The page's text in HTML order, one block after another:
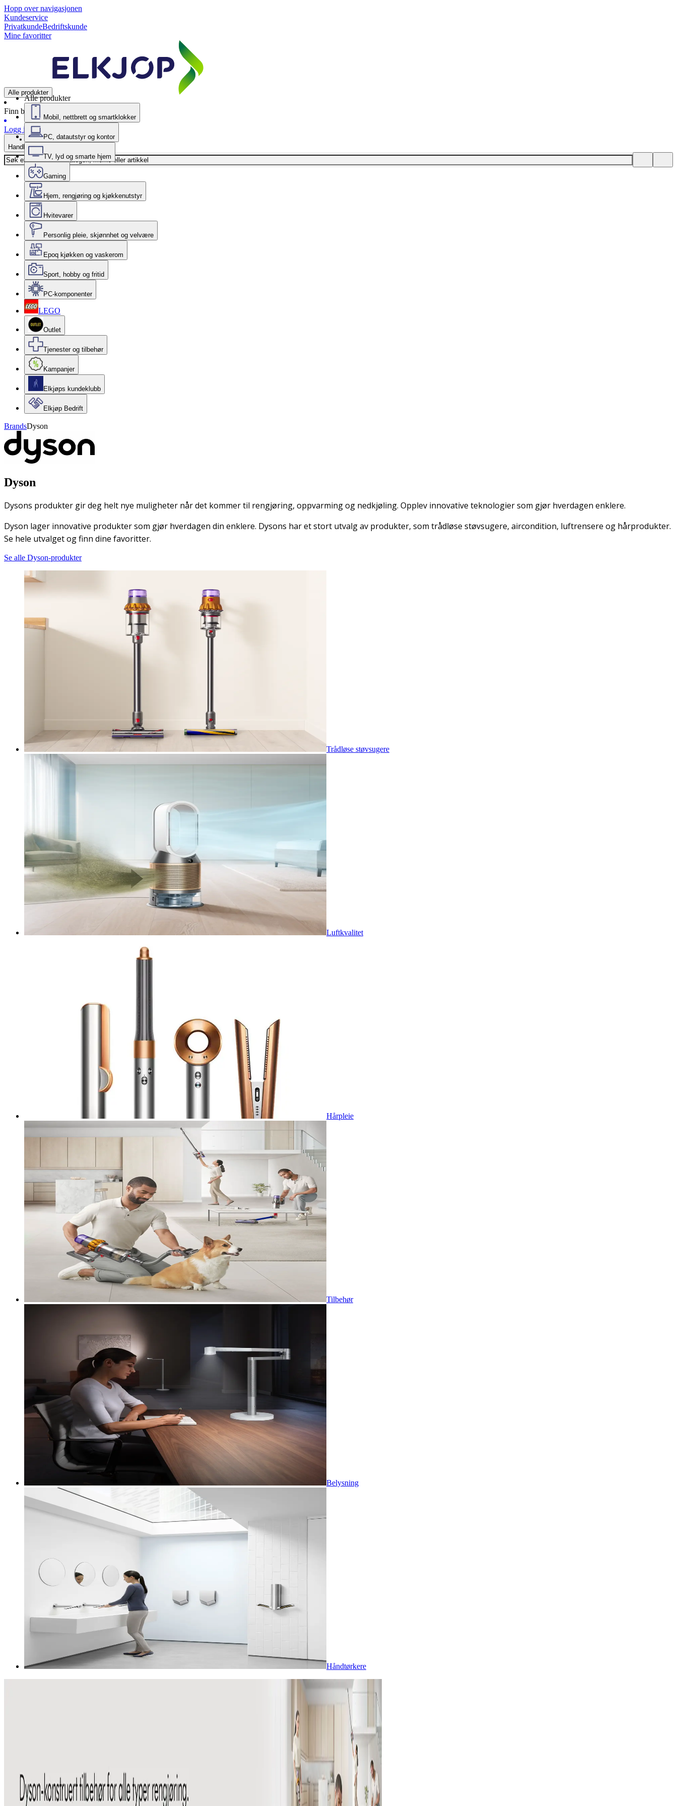
Hopp over navigasjonen
Kundeservice
PrivatkundeBedriftskunde
Mine favoritter
Alle produkter
Finn butikk
Logg inn
Handlekurv
Alle produkter
Mobil, nettbrett og smartklokker
PC, datautstyr og kontor
TV, lyd og smarte hjem
Gaming
Hjem, rengjøring og kjøkkenutstyr
Hvitevarer
Personlig pleie, skjønnhet og velvære
Epoq kjøkken og vaskerom
Sport, hobby og fritid
PC-komponenter
LEGO
Outlet
Tjenester og tilbehør
Kampanjer
Elkjøps kundeklubb
Elkjøp Bedrift
BrandsDyson
Dyson
Dysons produkter gir deg helt nye muligheter når det kommer til rengjøring, oppvarming og nedkjøling. Opplev innovative teknologier som gjør hverdagen enklere.
Dyson lager innovative produkter som gjør hverdagen din enklere. Dysons har et stort utvalg av produkter, som trådløse støvsugere, aircondition, luftrensere og hårprodukter.
Se hele utvalget og finn dine favoritter.
Se alle Dyson-produkter
Trådløse støvsugere
Luftkvalitet
Hårpleie
Tilbehør
Belysning
Håndtørkere